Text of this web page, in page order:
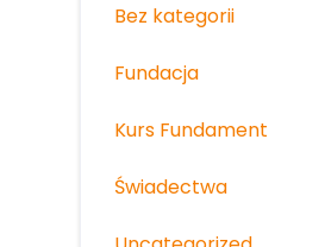
Bez kategorii
Fundacja
Kurs Fundament
Świadectwa